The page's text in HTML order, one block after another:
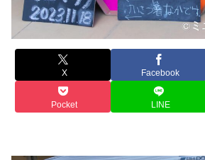
X Facebook
Pocket LINE